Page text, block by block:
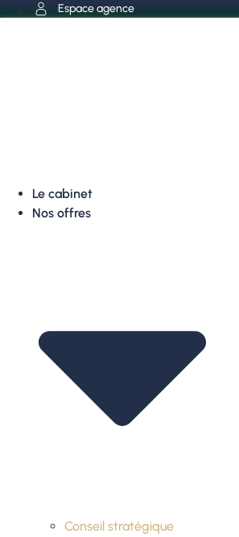
Aller
Espace agence
Le cabinet
Nos offres
Conseil stratégique